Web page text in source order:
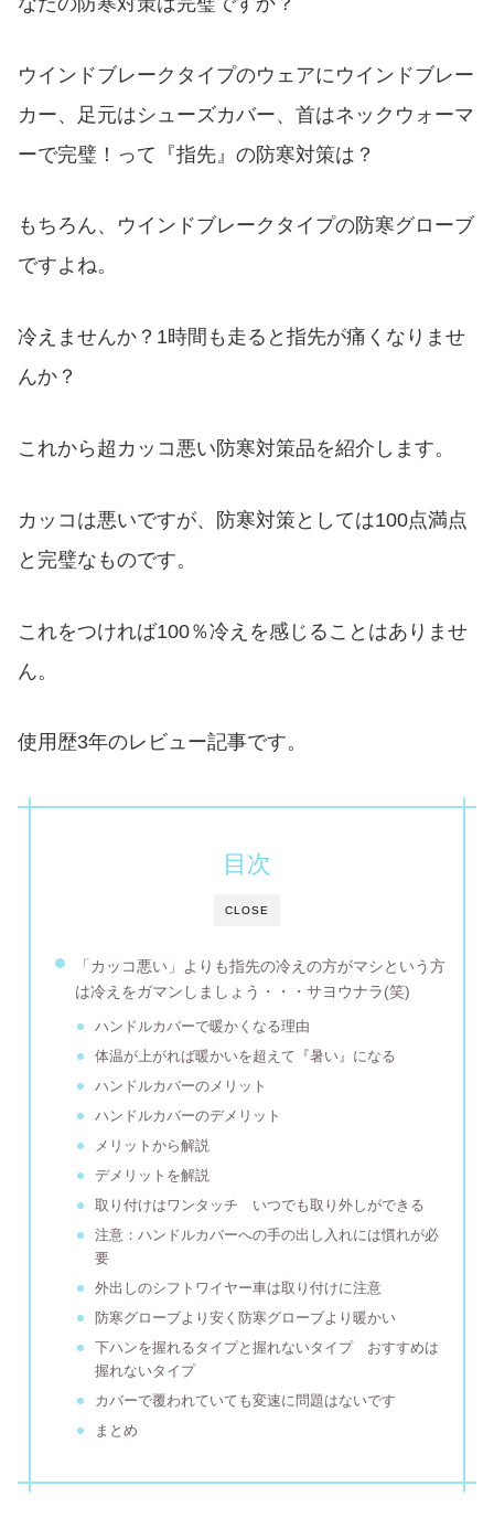
ウインドブレークタイプのウェアにウインドブレー
カー、足元はシューズカバー、首はネックウォーマ
ーで完璧！って『指先』の防寒対策は？
もちろん、ウインドブレークタイプの防寒グローブ
ですよね。
冷えませんか？1時間も走ると指先が痛くなりませ
んか？
これから超カッコ悪い防寒対策品を紹介します。
カッコは悪いですが、防寒対策としては100点満点
と完璧なものです。
これをつければ100％冷えを感じることはありませ
ん。
使用歴3年のレビュー記事です。
CLOSE
目次
「カッコ悪い」よりも指先の冷えの方がマシという方
は冷えをガマンしましょう・・・サヨウナラ(笑)
ハンドルカバーで暖かくなる理由
体温が上がれば暖かいを超えて『暑い』になる
ハンドルカバーのメリット
ハンドルカバーのデメリット
メリットから解説
デメリットを解説
取り付けはワンタッチ いつでも取り外しができる
注意：ハンドルカバーへの手の出し入れには慣れが必
要
外出しのシフトワイヤー車は取り付けに注意
防寒グローブより安く防寒グローブより暖かい
下ハンを握れるタイプと握れないタイプ おすすめは
握れないタイプ
カバーで覆われていても変速に問題はないです
まとめ